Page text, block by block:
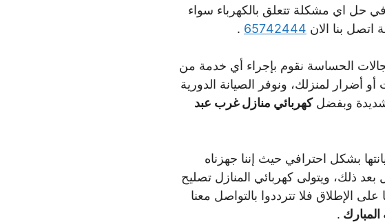
في حل اي مشكلة تتعلق بالكهرباء سواء
اتصل بنا الان 65742444
.
الحساسة نقوم بإجراء أي خدمة من
أضرار لمنزلك، ونوفر الصيانة الدورية
شديدة وبفضلكهربائي منازل غرب عبد
بشكل احترافي حيث إننا جهزناه
بعد ذلك، ويتولى كهربائي المنازل تصليح
الإطلاق فلا تترددوا بالتواصل معنا
.